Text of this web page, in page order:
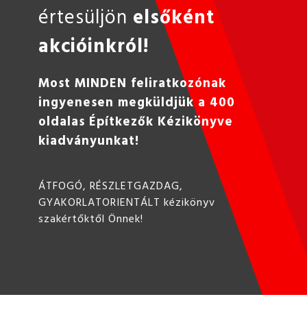
értesüljön elsőként
akcióinkról!
Most MINDEN feliratkozónak
ingyenesen megküldjük a 400
oldalas Építkezők Kézikönyve
kiadványunkat!
ÁTFOGÓ, RÉSZLETGAZDAG,
GYAKORLATORIENTÁLT kézikönyv
szakértőktől Önnek!